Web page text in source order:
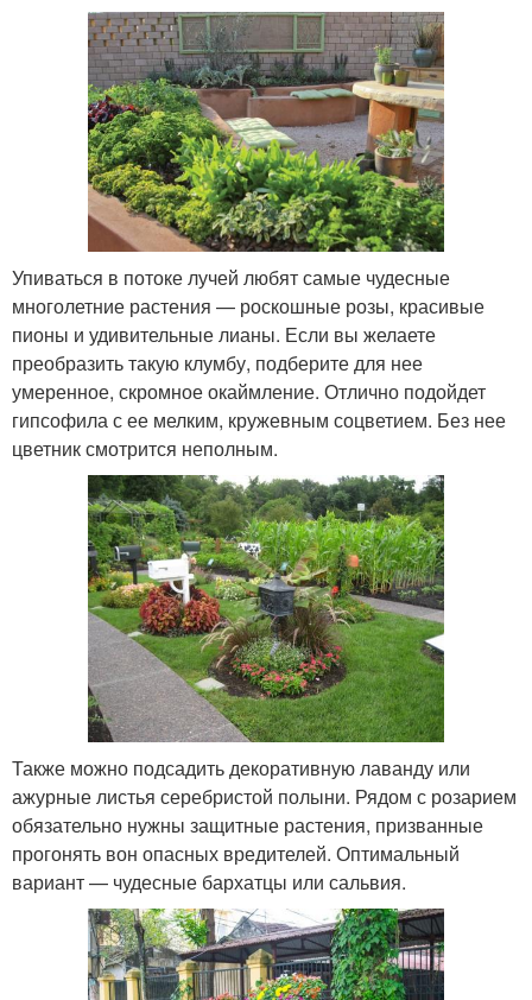
Упиваться в потоке лучей любят самые чудесные
многолетние растения — роскошные розы, красивые
пионы и удивительные лианы. Если вы желаете
преобразить такую клумбу, подберите для нее
умеренное, скромное окаймление. Отлично подойдет
гипсофила с ее мелким, кружевным соцветием. Без нее
цветник смотрится неполным.
Также можно подсадить декоративную лаванду или
ажурные листья серебристой полыни. Рядом с розарием
обязательно нужны защитные растения, призванные
прогонять вон опасных вредителей. Оптимальный
вариант — чудесные бархатцы или сальвия.